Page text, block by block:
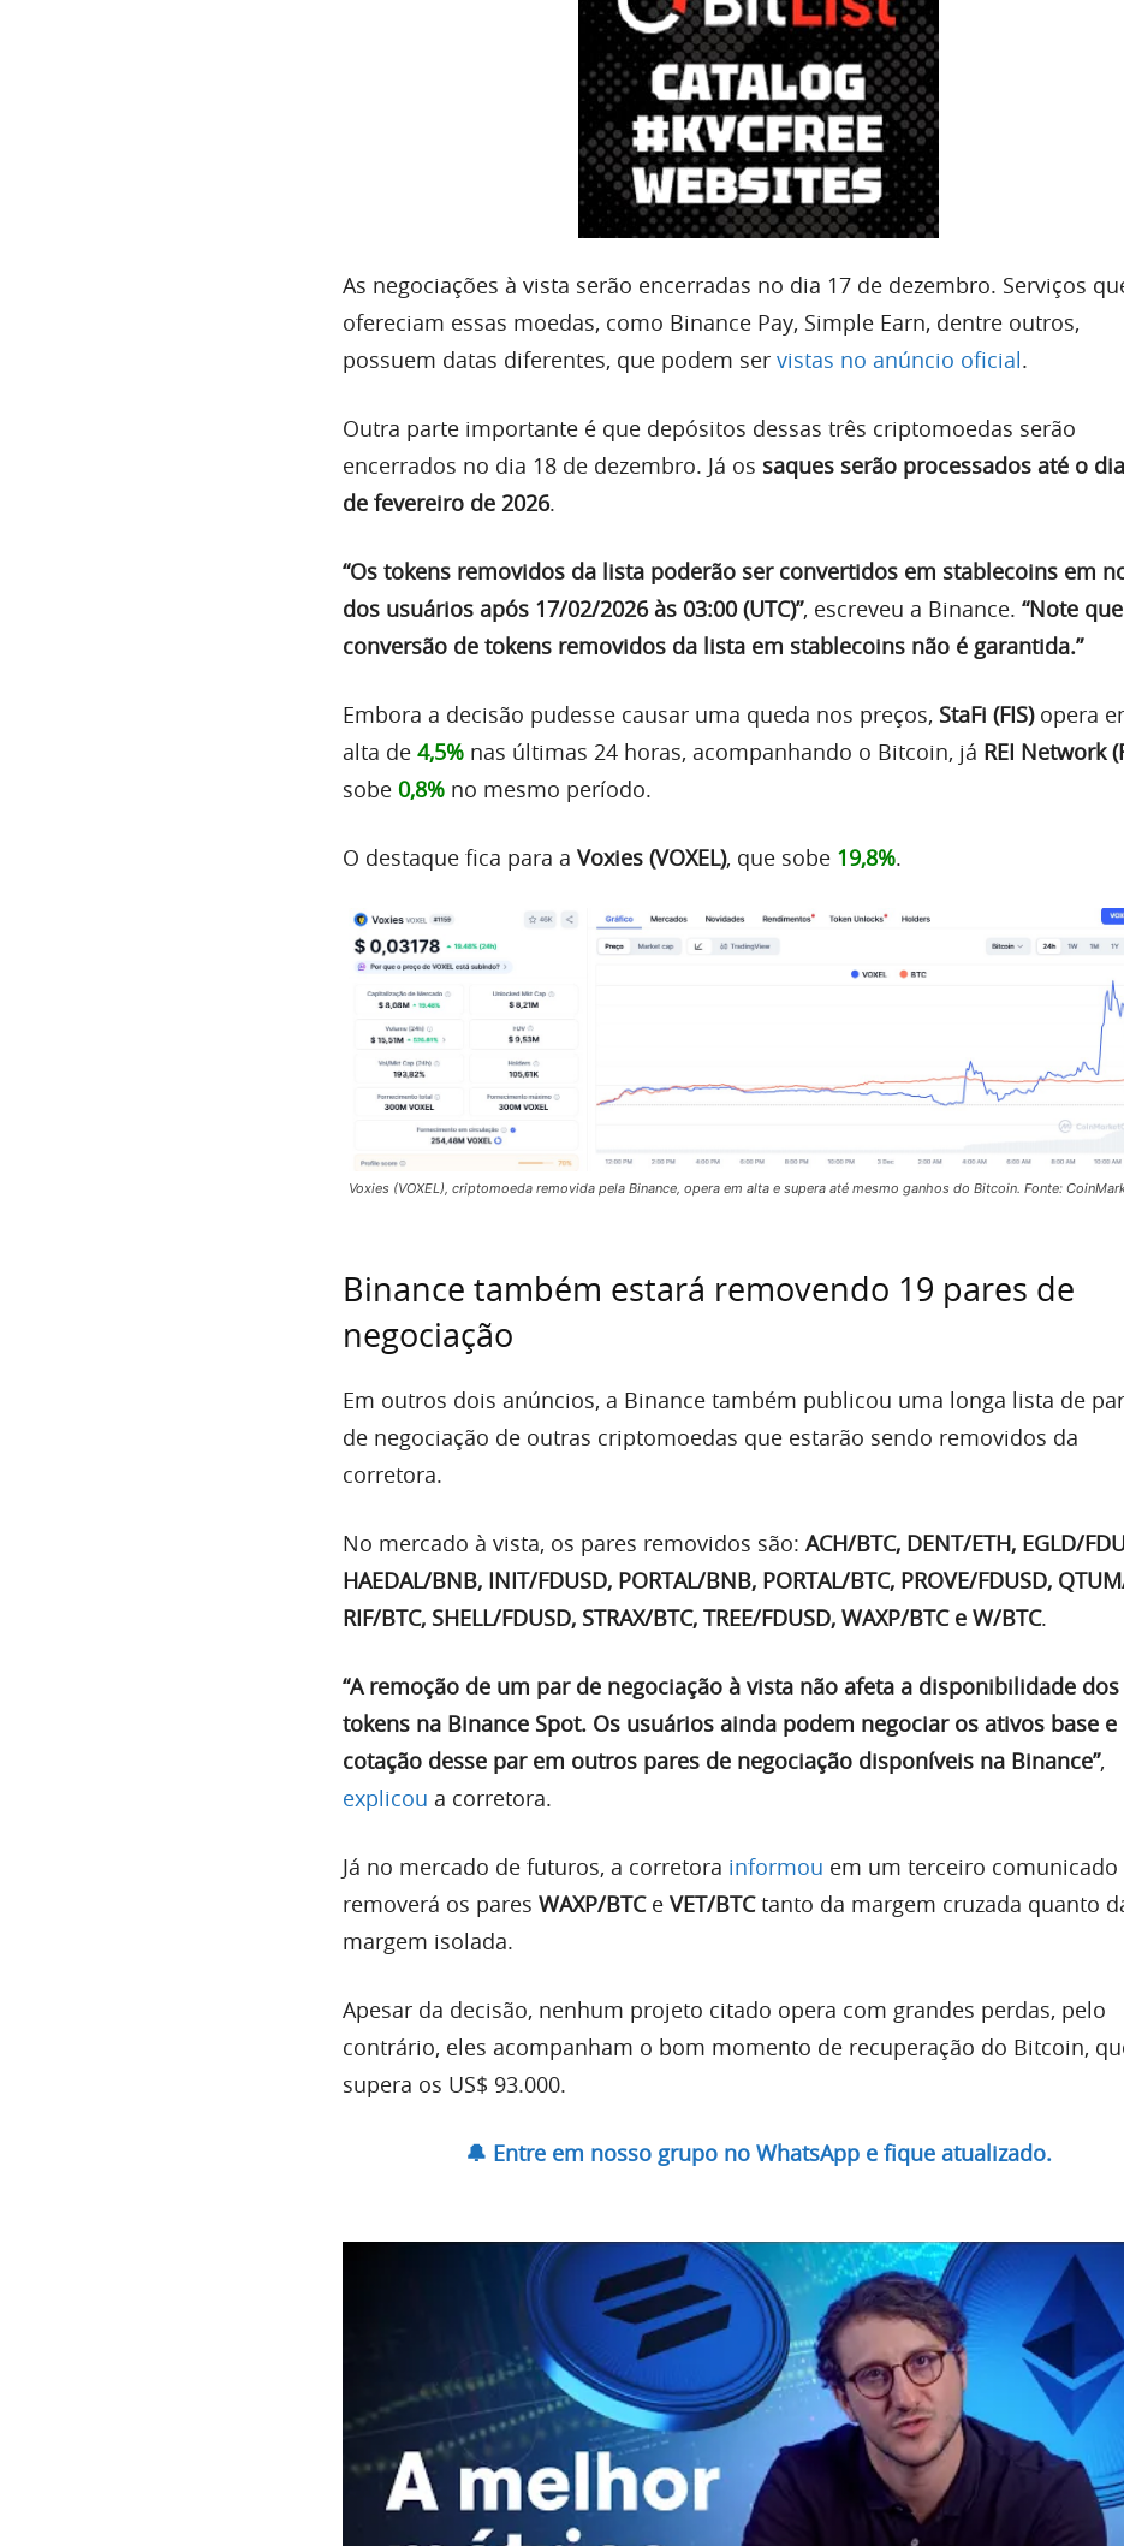
As negociações à vista serão encerradas no dia 17 de dezembro. Serviços
ofereciam essas moedas, como Binance Pay, Simple Earn, dentre outros,
possuem datas diferentes, que podem ser vistas no anúncio oficial.
Outra parte importante é que depósitos dessas três criptomoedas serão
encerrados no dia 18 de dezembro. Já os saques serão processados até o
de fevereiro de 2026.
“Os tokens removidos da lista poderão ser convertidos em stablecoins em
dos usuários após 17/02/2026 às 03:00 (UTC)”, escreveu a Binance. “Note
conversão de tokens removidos da lista em stablecoins não é garantida.”
Embora a decisão pudesse causar uma queda nos preços, StaFi (FIS)opera
alta de 4,5% nas últimas 24 horas, acompanhando o Bitcoin, já REI Network
sobe 0,8% no mesmo período.
O destaque fica para a Voxies (VOXEL), que sobe 19,8%.
Voxies (VOXEL), criptomoeda removida pela Binance, opera em alta e supera até mesmo ganhos do Bitcoin. Fonte:
Binance também estará removendo 19 pares de
negociação
Em outros dois anúncios, a Binance também publicou uma longa lista de
de negociação de outras criptomoedas que estarão sendo removidos da
corretora.
No mercado à vista, os pares removidos são: ACH/BTC, DENT/ETH, EGLD/
HAEDAL/BNB, INIT/FDUSD, PORTAL/BNB, PORTAL/BTC, PROVE/FDUSD,
RIF/BTC, SHELL/FDUSD, STRAX/BTC, TREE/FDUSD, WAXP/BTC e W/BTC.
“A remoção de um par de negociação à vista não afeta a disponibilidade dos
tokens na Binance Spot. Os usuários ainda podem negociar os ativos base e
cotação desse par em outros pares de negociação disponíveis na Binance”,
explicou a corretora.
Já no mercado de futuros, a corretora informou em um terceiro comunicado
removerá os pares WAXP/BTCe VET/BTCtanto da margem cruzada quanto
margem isolada.
Apesar da decisão, nenhum projeto citado opera com grandes perdas, pelo
contrário, eles acompanham o bom momento de recuperação do Bitcoin,
supera os US$ 93.000.
🔔 Entre em nosso grupo no WhatsApp e fique atualizado.